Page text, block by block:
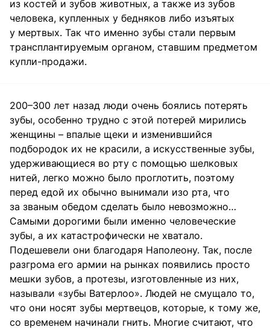
из костей и зубов животных, а также из зубов
человека, купленных у бедняков либо изъятых
у мертвых. Так что именно зубы стали первым
трансплантируемым органом, ставшим предметом
купли-продажи.
200–300 лет назад люди очень боялись потерять
зубы, особенно трудно с этой потерей мирились
женщины – впалые щеки и изменившийся
подбородок их не красили, а искусственные зубы,
удерживающиеся во рту с помощью шелковых
нитей, легко можно было проглотить, поэтому
перед едой их обычно вынимали изо рта, что
за званым обедом сделать было невозможно…
Самыми дорогими были именно человеческие
зубы, а их катастрофически не хватало.
Подешевели они благодаря Наполеону. Так, после
разгрома его армии на рынках появились просто
мешки зубов, а протезы, изготовленные из них,
называли «зубы Ватерлоо». Людей не смущало то,
что они носят зубы мертвецов, которые, к тому же,
со временем начинали гнить. Многие считают, что